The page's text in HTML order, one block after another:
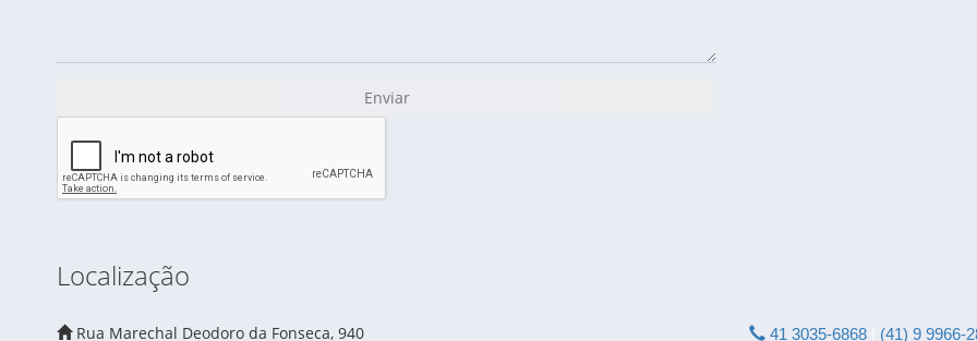
Enviar
Localização
Rua Marechal Deodoro da Fonseca, 940 41 3035-6868 (41) 9 9966-